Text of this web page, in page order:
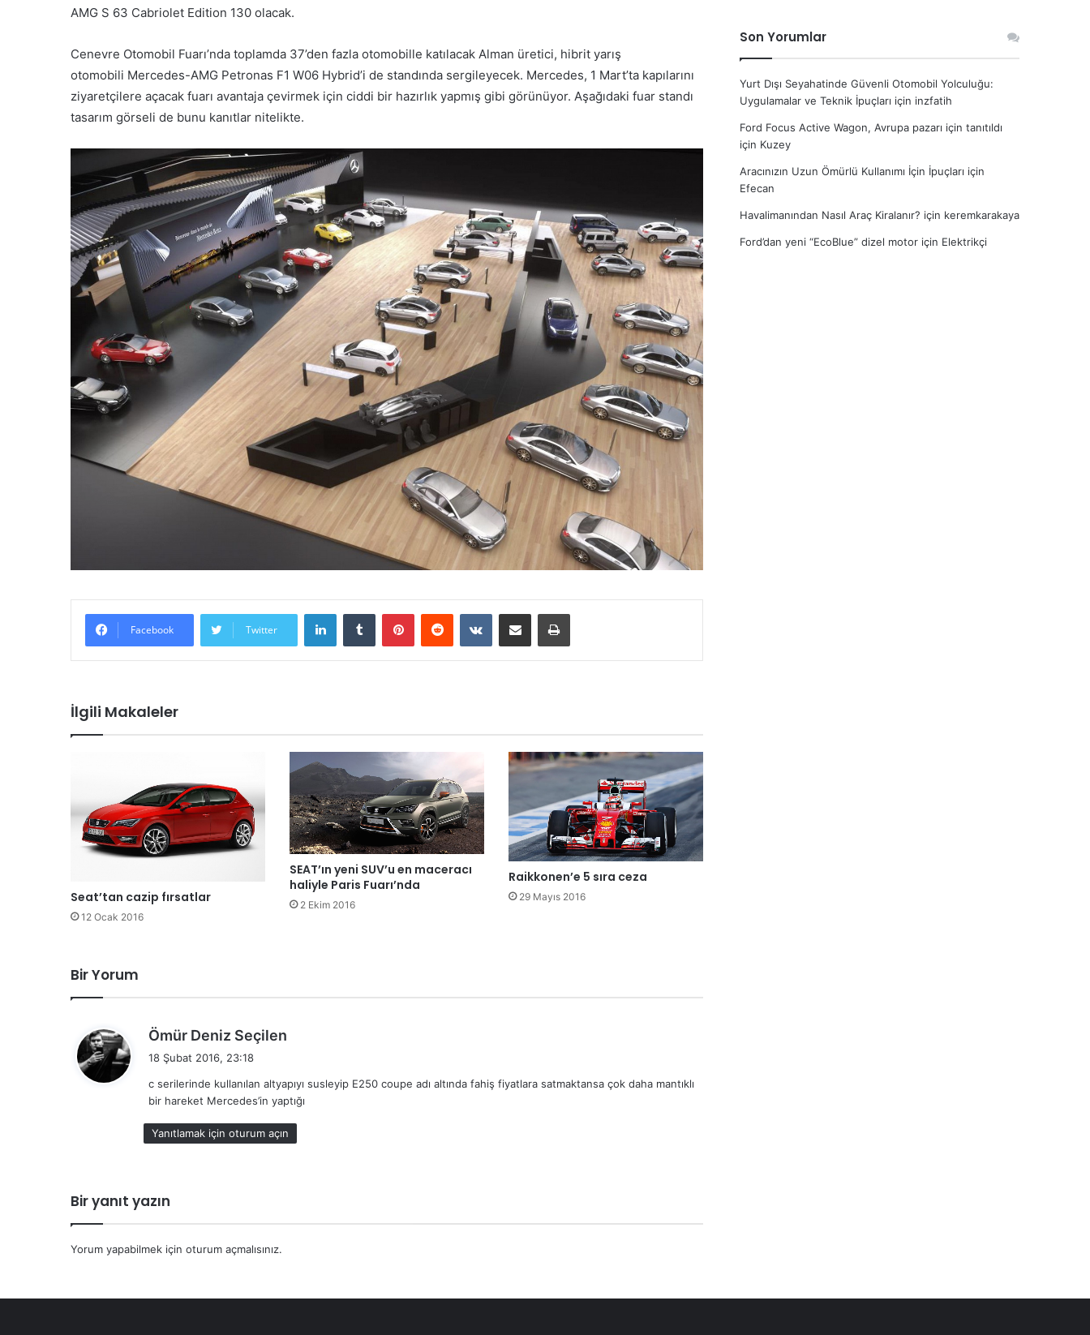
AMG S 63 Cabriolet Edition 130 olacak.
Cenevre Otomobil Fuarı’nda toplamda 37’den fazla otomobille katılacak Alman üretici, hibrit yarış
otomobili Mercedes-AMG Petronas F1 W06 Hybrid’i de standında sergileyecek. Mercedes, 1 Mart’ta kapılarını
ziyaretçilere açacak fuarı avantaja çevirmek için ciddi bir hazırlık yapmış gibi görünüyor. Aşağıdaki fuar standı
tasarım görseli de bunu kanıtlar nitelikte.
Facebook Twitter
İlgili Makaleler
Seat’tan cazip fırsatlar
12 Ocak 2016
SEAT’ın yeni SUV’u en maceracı
haliyle Paris Fuarı’nda
2 Ekim 2016
Raikkonen’e 5 sıra ceza
29 Mayıs 2016
Bir Yorum
Ömür Deniz Seçilen
i
k
i
:
18 Şubat 2016, 23:18
c serilerinde kullanılan altyapıyı susleyip E250 coupe adı altında fahiş fiyatlara satmaktansa çok daha mantıklı
bir hareket Mercedes’in yaptığı
Yanıtlamak için oturum açın
Bir yanıt yazın
Yorum yapabilmek için oturum açmalısınız.
Son Yorumlar
Yurt Dışı Seyahatinde Güvenli Otomobil Yolculuğu:
Uygulamalar ve Teknik İpuçları için inzfatih
Ford Focus Active Wagon, Avrupa pazarı için tanıtıldı
için Kuzey
Aracınızın Uzun Ömürlü Kullanımı İçin İpuçları için
Efecan
Havalimanından Nasıl Araç Kiralanır? için keremkarakaya
Ford’dan yeni “EcoBlue” dizel motor için Elektrikçi